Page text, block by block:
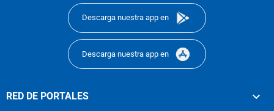
Descarga nuestra app en
Descarga nuestra app en
RED DE PORTALES